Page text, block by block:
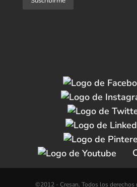
©2012 -Cresan. Todos los derechos